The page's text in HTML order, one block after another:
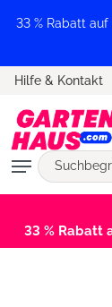
springen
33 % Rabatt
Hilfe & Kontakt
33 % Rabatt